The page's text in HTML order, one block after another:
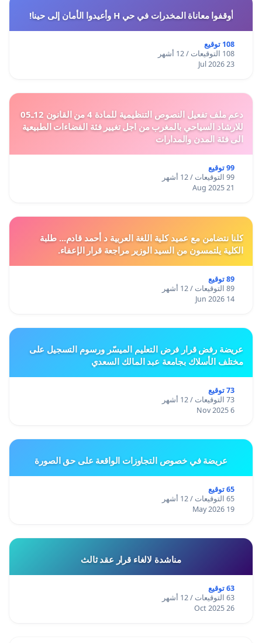
أوقفوا معاناة المخدرات في حي H وأعيدوا الأمان إلى حينا!
108 توقيع
108 التوقيعات / 12 أشهر
23 Jul 2026
دعم ملف تفعيل النصوص التنظيمية للمادة 4 من القانون 12ـ05
للارشاد السياحي بالمغرب من اجل تغيير فئة الفضاءات الطبيعية
الى فئة المدن والمدارات
99 توقيع
99 التوقيعات / 12 أشهر
21 Aug 2025
كلنا نتضامن مع عميد كلية اللغة العربية د أحمد قادم... طلبة
الكلية يلتمسون من السيد الوزير مراجعة قرار الإعفاء.
89 توقيع
89 التوقيعات / 12 أشهر
14 Jun 2026
عريضة رفض قرار فرض التعليم الميسّر ورسوم التسجيل على
مختلف الأسلاك بجامعة عبد المالك السعدي
73 توقيع
73 التوقيعات / 12 أشهر
6 Nov 2025
عريضة في خصوص التجاوزات الواقعة على حق الصورة
65 توقيع
65 التوقيعات / 12 أشهر
19 May 2026
مناشدة لالغاء قرار عقد ثالث
63 توقيع
63 التوقيعات / 12 أشهر
26 Oct 2025